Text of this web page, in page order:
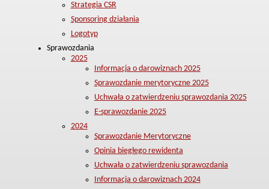
Strategia CSR
Sponsoring działania
Logotyp
Sprawozdania
2025
Informacja o darowiznach 2025
Sprawozdanie merytoryczne 2025
Uchwała o zatwierdzeniu sprawozdania 2025
E-sprawozdanie 2025
2024
Sprawozdanie Merytoryczne
Opinia biegłego rewidenta
Uchwała o zatwierdzeniu sprawozdania
Informacja o darowiznach 2024